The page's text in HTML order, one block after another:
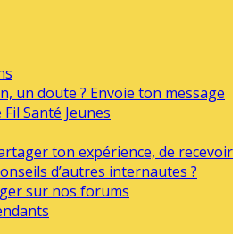
un doute ? Envoie ton message
Fil Santé Jeunes
ton expérience, de recevoir
d’autres internautes ?
sur nos forums